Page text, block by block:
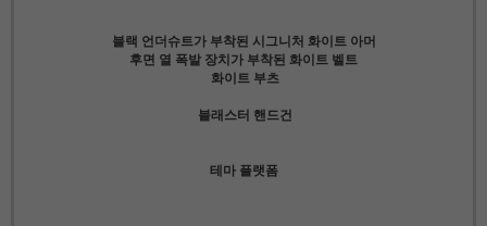
블랙 언더슈트가 부착된 시그니처 화이트 아머
후면 열 폭발 장치가 부착된 화이트 벨트
화이트 부츠
블래스터 핸드건
테마 플랫폼